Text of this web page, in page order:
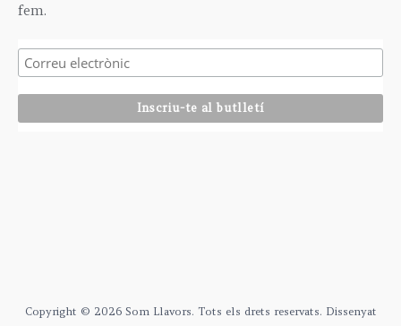
fem.
Copyright © 2026 Som Llavors. Tots els drets reservats. Dissenyat